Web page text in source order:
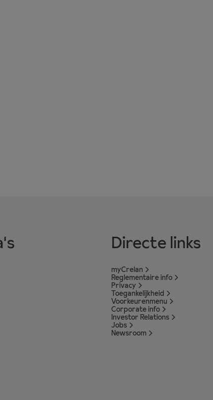
Directe links
myCrelan
Reglementaire info
Privacy
Toegankelijkheid
Voorkeurenmenu
Corporate info
Investor Relations
Jobs
Newsroom